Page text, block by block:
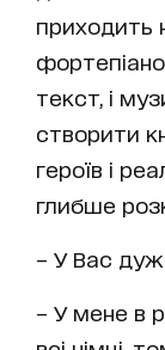
приходить
текст, і
створити
героїв і
глибше
– У Вас
– У мене в